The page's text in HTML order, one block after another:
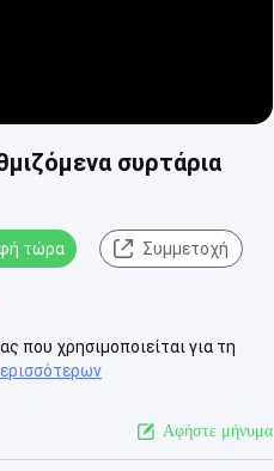
συρτάρια
τώρα Συμμετοχή
που χρησιμοποιείται για τη
Αφήστε μήνυμα